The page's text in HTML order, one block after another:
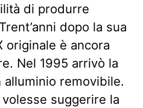
di produrre
dopo la sua
originale è ancora
Nel 1995 arrivò la
alluminio removibile.
suggerire la